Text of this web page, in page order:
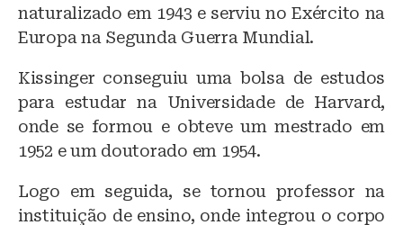
naturalizado em 1943 e serviu no Exército na
Europa na Segunda Guerra Mundial.
Kissinger conseguiu uma bolsa de estudos
para estudar na Universidade de Harvard,
onde se formou e obteve um mestrado em
1952 e um doutorado em 1954.
Logo em seguida, se tornou professor na
instituição de ensino, onde integrou o corpo